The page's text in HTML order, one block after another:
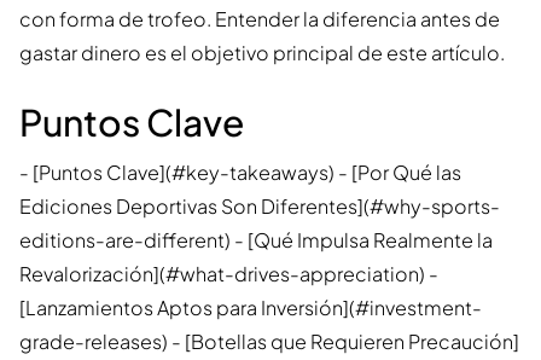
con forma de trofeo. Entender la diferencia antes de
gastar dinero es el objetivo principal de este artículo.
Puntos Clave
- [Puntos Clave](#key-takeaways) - [Por Qué las
Ediciones Deportivas Son Diferentes](#why-sports-
editions-are-different) - [Qué Impulsa Realmente la
Revalorización](#what-drives-appreciation) -
[Lanzamientos Aptos para Inversión](#investment-
grade-releases) - [Botellas que Requieren Precaución]